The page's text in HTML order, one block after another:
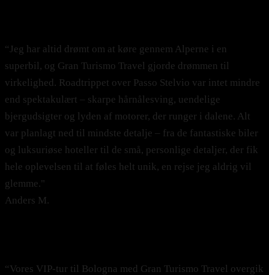
“Jeg har altid drømt om at køre gennem Alperne i en
superbil, og Gran Turismo Travel gjorde drømmen til
virkelighed. Roadtrippet over Passo Stelvio var intet mindre
end spektakulært – skarpe hårnålesving, uendelige
bjergudsigter og lyden af motorer, der runger i dalene. Alt
var planlagt ned til mindste detalje – fra de fantastiske biler
og luksuriøse hoteller til de små, personlige detaljer, der fik
hele oplevelsen til at føles helt unik, en rejse jeg aldrig vil
glemme."
Anders M.
“Vores VIP-tur til Bologna med Gran Turismo Travel overgik